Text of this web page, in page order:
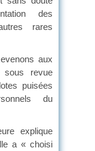
des
rares
aux
sous revue
puisées
du
explique
a « choisi